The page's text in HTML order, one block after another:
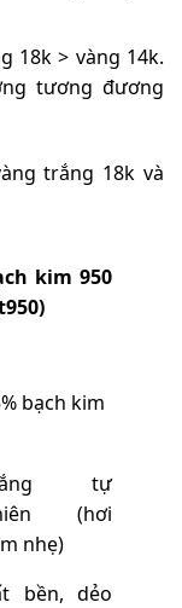
18k > vàng 14k.
tương đương
trắng 18k và
kim 950
bạch kim
tự
(hơi
nhẹ)
bền, dẻo